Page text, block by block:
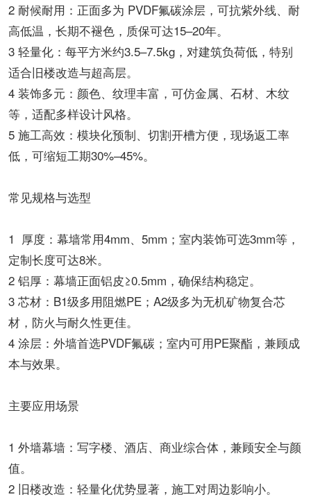
2 耐候耐用：正面多为 PVDF氟碳涂层，可抗紫外线、耐
高低温，长期不褪色，质保可达15–20年。
3 轻量化：每平方米约3.5–7.5kg，对建筑负荷低，特别
适合旧楼改造与超高层。
4 装饰多元：颜色、纹理丰富，可仿金属、石材、木纹
等，适配多样设计风格。
5 施工高效：模块化预制、切割开槽方便，现场返工率
低，可缩短工期30%–45%。
常见规格与选型
1 厚度：幕墙常用4mm、5mm；室内装饰可选3mm等，
定制长度可达8米。
2 铝厚：幕墙正面铝皮≥0.5mm，确保结构稳定。
3 芯材：B1级多用阻燃PE；A2级多为无机矿物复合芯
材，防火与耐久性更佳。
4 涂层：外墙首选PVDF氟碳；室内可用PE聚酯，兼顾成
本与效果。
主要应用场景
1 外墙幕墙：写字楼、酒店、商业综合体，兼顾安全与颜
值。
2 旧楼改造：轻量化优势显著，施工对周边影响小。